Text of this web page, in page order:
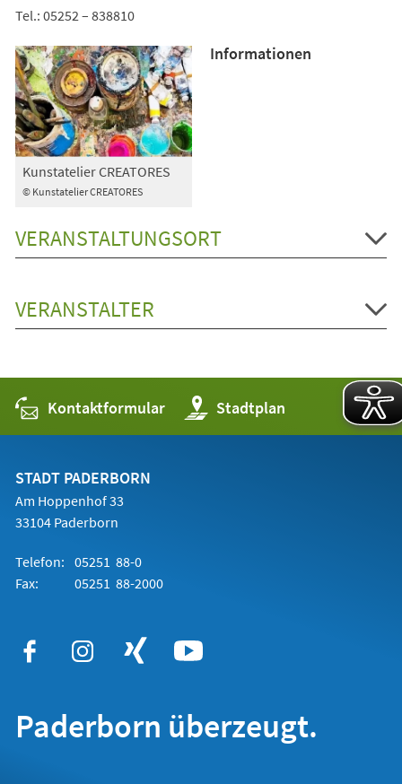
Tel.: 05252 – 838810
© Kunstatelier CREATORES
Kunstatelier CREATORES
Informationen
VERANSTALTUNGSORT
VERANSTALTER
Kontaktformular Stadtplan
(Öffnet
in
einem
STADT PADERBORN
Am Hoppenhof 33
33104 Paderborn
Telefon: 05251 88-0
Fax:
05251 88-2000
Paderborn überzeugt.